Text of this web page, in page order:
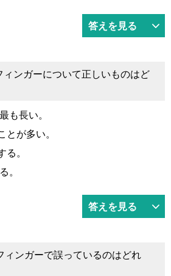
答えを見る
ィンガーについて正しいものはど
も長い。
が多い。
。
。
答えを見る
ィンガーで誤っているのはどれ